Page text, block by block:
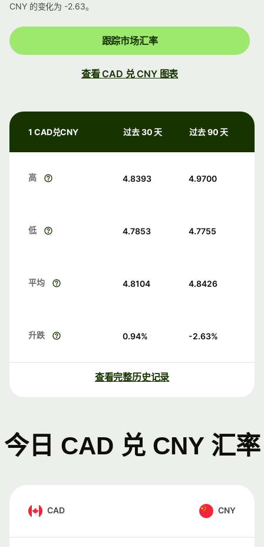
CNY 的变化为 -2.63。
跟踪市场汇率
查看 CAD 兑 CNY 图表
1 CAD兑CNY 过去 30 天 过去 90 天
高 4.8393 4.9700
低 4.7853 4.7755
平均 4.8104 4.8426
升跌 0.94% -2.63%
查看完整历史记录
今日 CAD 兑 CNY 汇率
CAD CNY